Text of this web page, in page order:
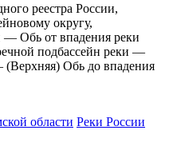
реестра России,
округу,
— Обь от впадения реки
подбассейн реки —
Обь до впадения
области Реки России